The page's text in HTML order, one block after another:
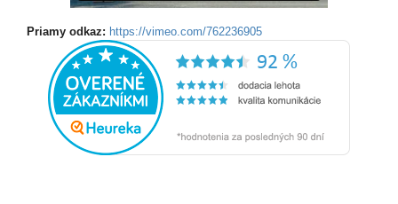
Priamy odkaz: https://vimeo.com/762236905